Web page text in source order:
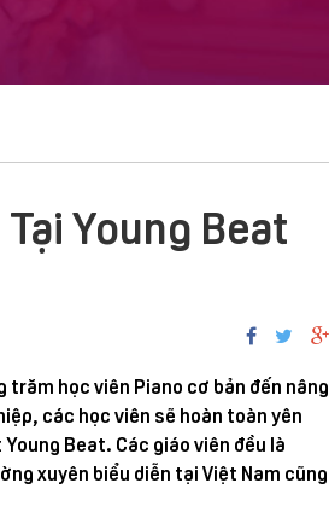
Young Beat
trăm học viên Piano cơ bản đến nâng
các học viên sẽ hoàn toàn yên
Beat. Các giáo viên đều là
xuyên biểu diễn tại Việt Nam cũng